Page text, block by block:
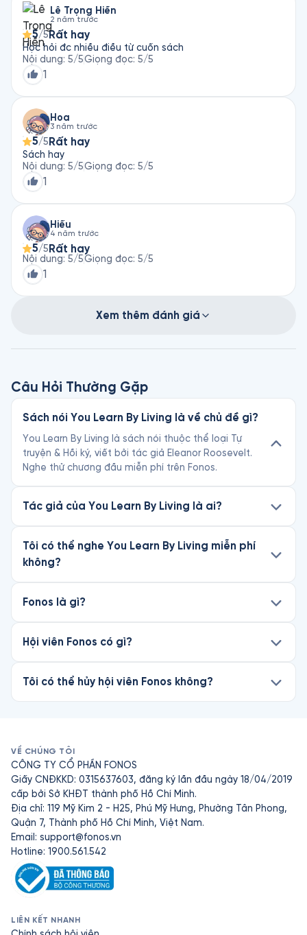
Lê Trọng Hiền
2 năm trước
5/5Rất hay
Học hỏi đc nhiều điều từ cuốn sách
Nội dung: 5/5Giọng đọc: 5/5
1
Hoa
3 năm trước
5/5 Rất hay
Sách hay
Nội dung: 5/5Giọng đọc: 5/5
1
Hiếu
4 năm trước
5/5 Rất hay
Nội dung: 5/5Giọng đọc: 5/5
1
Xem thêm đánh giá
Câu Hỏi Thường Gặp
Sách nói You Learn By Living là về chủ đề gì?
You Learn By Living là sách nói thuộc thể loại Tự
truyện & Hồi ký, viết bởi tác giả Eleanor Roosevelt.
Nghe thử chương đầu miễn phí trên Fonos.
Tác giả của You Learn By Living là ai?
Tôi có thể nghe You Learn By Living miễn phí
không?
Fonos là gì?
Hội viên Fonos có gì?
Tôi có thể hủy hội viên Fonos không?
VỀ CHÚNG TÔI
CÔNG TY CỔ PHẦN FONOS
Giấy CNĐKKD: 0315637603, đăng ký lần đầu ngày 18/04/2019
cấp bởi Sở KHĐT thành phố Hồ Chí Minh.
Địa chỉ: 119 Mỹ Kim 2 - H25, Phú Mỹ Hưng, Phường Tân Phong,
Quận 7, Thành phố Hồ Chí Minh, Việt Nam.
Email: support@fonos.vn
Hotline: 1900.561.542
LIÊN KẾT NHANH